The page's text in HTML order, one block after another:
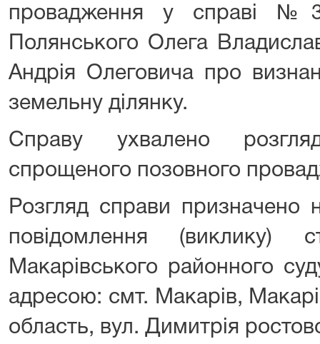
провадження у справі
Полянського Олега
Андрія Олеговича про
земельну ділянку.
Справу ухвалено
спрощеного позовного
Розгляд справи призначено
повідомлення (виклику)
Макарівського районного
адресою: смт. Макарів,
область, вул. Димитрія